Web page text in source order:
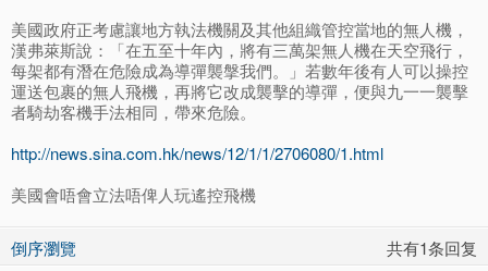
美國政府正考慮讓地方執法機關及其他組織管控當地的無人機，
漢弗萊斯說：「在五至十年內，將有三萬架無人機在天空飛行，
每架都有潛在危險成為導彈襲搫我們。」若數年後有人可以操控
運送包裹的無人飛機，再將它改成襲擊的導彈，便與九一一襲擊
者騎劫客機手法相同，帶來危險。
http://news.sina.com.hk/news/12/1/1/2706080/1.html
美國會唔會立法唔俾人玩遙控飛機
倒序瀏覽 共有1条回复